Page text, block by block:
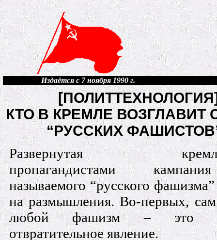
Издаётся с 7 ноября 1990 г.
КТО В КРЕМЛЕ ВОЗГЛАВИТ
“РУССКИХ
Развернутая
пропагандистами
называемого “русского
на размышления. Во-первых,
любой фашизм – это
отвратительное явление.